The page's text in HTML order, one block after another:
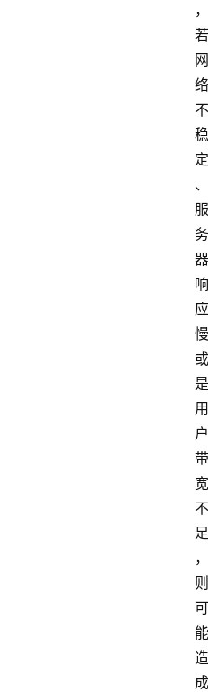
，
若
网
络
不
稳
定
、
服
务
器
响
应
慢
或
是
用
户
带
宽
不
足
，
则
可
能
造
成